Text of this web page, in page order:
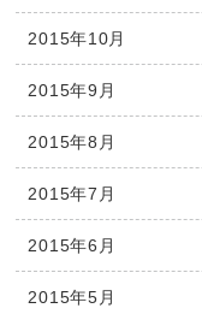
2015年10月
2015年9月
2015年8月
2015年7月
2015年6月
2015年5月